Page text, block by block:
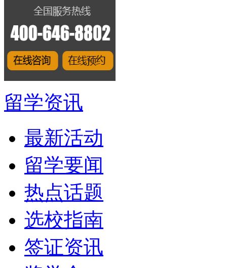
留学资讯
最新活动
留学要闻
热点话题
选校指南
签证资讯